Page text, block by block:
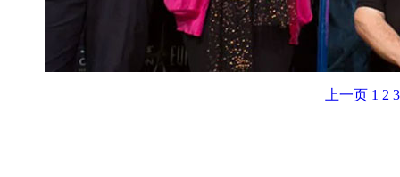
上一页 1 2 3